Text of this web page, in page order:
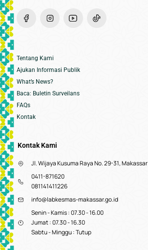
Tentang Kami
Ajukan Informasi Publik
What’s News?
Baca: Buletin Surveilans
FAQs
Kontak
Kontak Kami
Jl. Wijaya Kusuma Raya No. 29-31, Makassar
0411-871620
081141411226
info@labkesmas-makassar.go.id
Senin - Kamis : 07.30 - 16.00
Jumat : 07.30 - 16.30
Sabtu - Minggu : Tutup